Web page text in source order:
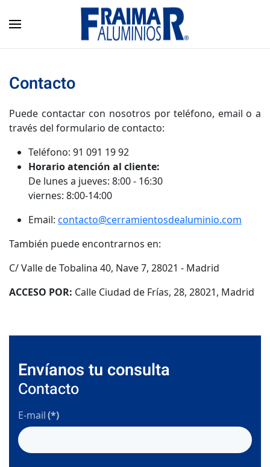
Skip to main content
Contacto
Puede contactar con nosotros por teléfono, email o a
través del formulario de contacto:
Teléfono: 91 091 19 92
Horario atención al cliente:
De lunes a jueves: 8:00 - 16:30
viernes: 8:00-14:00
Email: contacto@cerramientosdealuminio.com
También puede encontrarnos en:
C/ Valle de Tobalina 40, Nave 7, 28021 - Madrid
ACCESO POR: Calle Ciudad de Frías, 28, 28021, Madrid
Envíanos tu consulta
Contacto
E-mail(*)